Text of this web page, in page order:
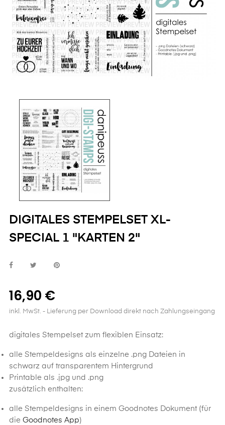
DIGITALES STEMPELSET XL-
SPECIAL 1 "KARTEN 2"
16,90 €
inkl. MwSt. - Lieferung per Download direkt nach Zahlungseingang
digitales Stempelset zum flexiblen Einsatz:
alle Stempeldesigns als einzelne .png Dateien in
schwarz auf transparentem Hintergrund
Printable als .jpg und .png
zusätzlich enthalten:
alle Stempeldesigns in einem Goodnotes Dokument (für
die Goodnotes App)